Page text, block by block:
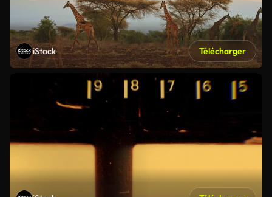
iStock Télécharger